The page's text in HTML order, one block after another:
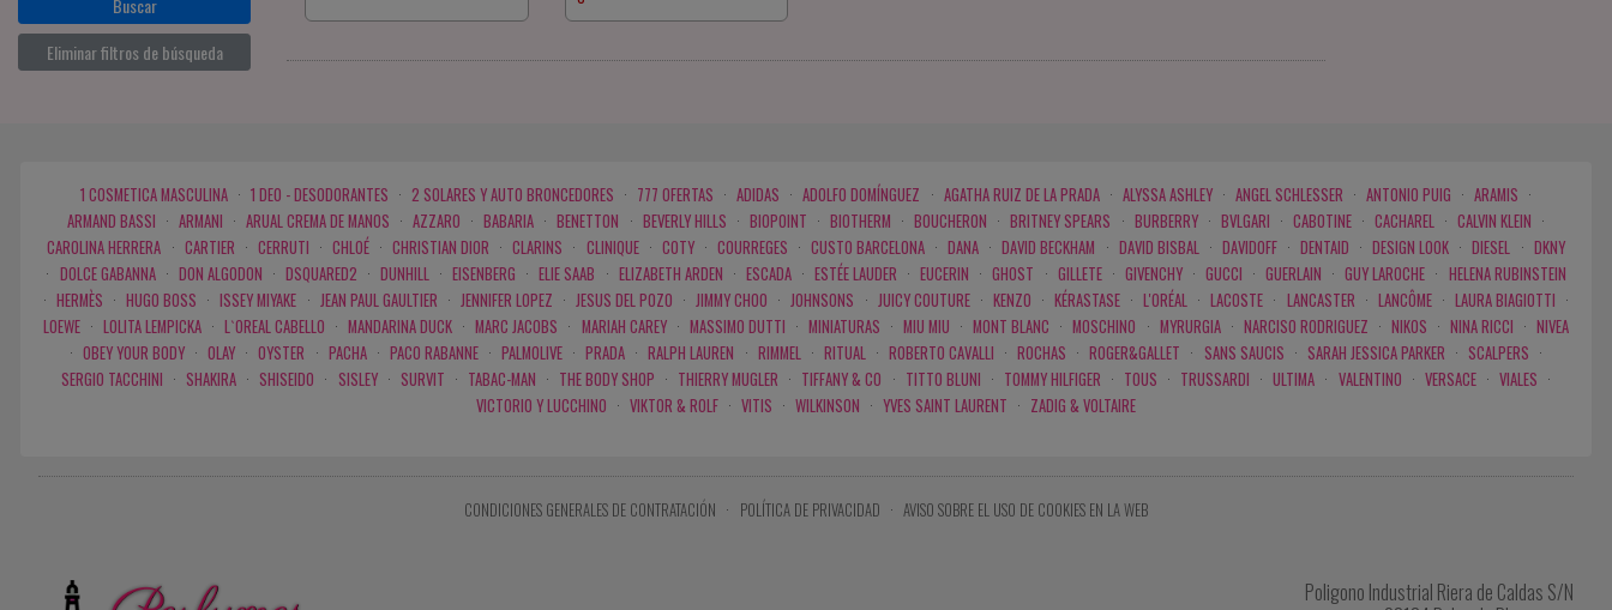
Eliminar filtros de búsqueda
1 COSMETICA MASCULINA · 1 DEO - DESODORANTES · 2 SOLARES Y AUTO BRONCEDORES · 777 OFERTAS · ADIDAS · ADOLFO DOMÍNGUEZ · AGATHA RUIZ DE LA PRADA · ALYSSA ASHLEY · ANGEL SCHLESSER · ANTONIO PUIG · ARAMIS ·
ARMAND BASSI · ARMANI · ARUAL CREMA DE MANOS · AZZARO · BABARIA · BENETTON · BEVERLY HILLS · BIOPOINT · BIOTHERM · BOUCHERON · BRITNEY SPEARS · BURBERRY · BVLGARI · CABOTINE · CACHAREL · CALVIN KLEIN ·
CAROLINA HERRERA · CARTIER · CERRUTI · CHLOÉ · CHRISTIAN DIOR · CLARINS · CLINIQUE · COTY · COURREGES · CUSTO BARCELONA · DANA · DAVID BECKHAM · DAVID BISBAL · DAVIDOFF · DENTAID · DESIGN LOOK · DIESEL · DKNY
· DOLCE GABANNA · DON ALGODON · DSQUARED2 · DUNHILL · EISENBERG · ELIE SAAB · ELIZABETH ARDEN · ESCADA · ESTÉE LAUDER · EUCERIN · GHOST · GILLETE · GIVENCHY · GUCCI · GUERLAIN · GUY LAROCHE · HELENA RUBINSTEIN
· HERMÈS · HUGO BOSS · ISSEY MIYAKE · JEAN PAUL GAULTIER · JENNIFER LOPEZ · JESUS DEL POZO · JIMMY CHOO · JOHNSONS · JUICY COUTURE · KENZO · KÉRASTASE · L'ORÉAL · LACOSTE · LANCASTER · LANCÔME · LAURA BIAGIOTTI ·
LOEWE · LOLITA LEMPICKA · L`OREAL CABELLO · MANDARINA DUCK · MARC JACOBS · MARIAH CAREY · MASSIMO DUTTI · MINIATURAS · MIU MIU · MONT BLANC · MOSCHINO · MYRURGIA · NARCISO RODRIGUEZ · NIKOS · NINA RICCI · NIVEA
· OBEY YOUR BODY · OLAY · OYSTER · PACHA · PACO RABANNE · PALMOLIVE · PRADA · RALPH LAUREN · RIMMEL · RITUAL · ROBERTO CAVALLI · ROCHAS · ROGER&GALLET · SANS SAUCIS · SARAH JESSICA PARKER · SCALPERS ·
SERGIO TACCHINI · SHAKIRA · SHISEIDO · SISLEY · SURVIT · TABAC-MAN · THE BODY SHOP · THIERRY MUGLER · TIFFANY & CO · TITTO BLUNI · TOMMY HILFIGER · TOUS · TRUSSARDI · ULTIMA · VALENTINO · VERSACE · VIALES ·
VICTORIO Y LUCCHINO · VIKTOR & ROLF · VITIS · WILKINSON · YVES SAINT LAURENT · ZADIG & VOLTAIRE
CONDICIONES GENERALES DE CONTRATACIÓN · POLÍTICA DE PRIVACIDAD · AVISO SOBRE EL USO DE COOKIES EN LA WEB
Poligono Industrial Riera de Caldas S/N